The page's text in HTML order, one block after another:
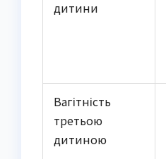
дитини
Вагітність
третьою
дитиною